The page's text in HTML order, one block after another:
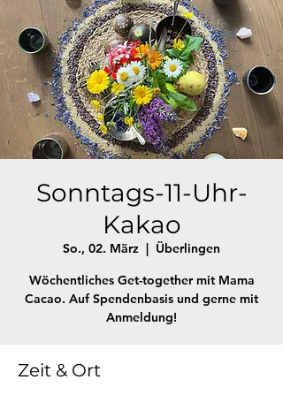
Sonntags-11-Uhr-
Kakao
So., 02. März
  |
Überlingen
Wöchentliches Get-together mit Mama
Cacao. Auf Spendenbasis und gerne mit
Anmeldung!
Zeit & Ort